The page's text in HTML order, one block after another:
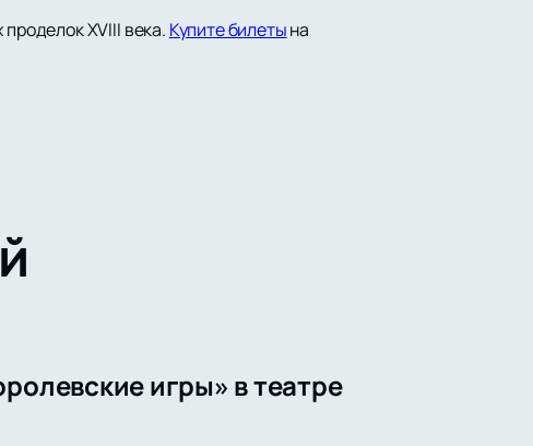
XVIII века. Купите билетына
игры» в театре